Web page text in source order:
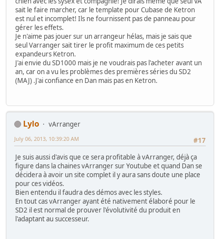
sait le faire marcher, car le template pour Cubase de Ketron
est nul et incomplet! Ils ne fournissent pas de panneau pour
gérer les effets.
Je n'aime pas jouer sur un arrangeur hélas, mais je sais que
seul Varranger sait tirer le profit maximum de ces petits
expandeurs Ketron.
J'ai envie du SD1000 mais je ne voudrais pas l'acheter avant un
an, car on a vu les problèmes des premières séries du SD2
(MAJ) .J'ai confiance en Dan mais pas en Ketron.
Lylo
vArranger
#17
July 06, 2013, 10:39:20 AM
Je suis aussi d'avis que ce sera profitable à vArranger, déjà ça
figure dans la chaines vArranger sur Youtube et quand Dan se
décidera à avoir un site complet il y aura sans doute une place
pour ces vidéos.
Bien entendu il faudra des démos avec les styles.
En tout cas vArranger ayant été nativement élaboré pour le
SD2 il est normal de prouver l'évolutivité du produit en
l'adaptant au successeur.